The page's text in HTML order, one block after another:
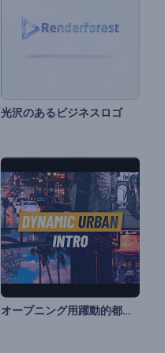
光沢のあるビジネスロゴ
オープニング用躍動的都会派動画